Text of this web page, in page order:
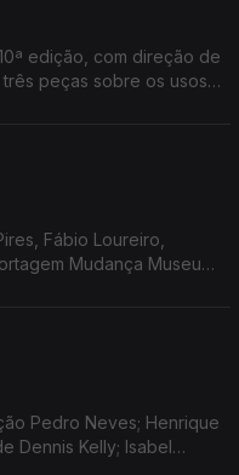
edição, com direção de
peças sobre os usos
Fábio Loureiro,
Pedro Neves; Henrique
Dennis Kelly; Isabel